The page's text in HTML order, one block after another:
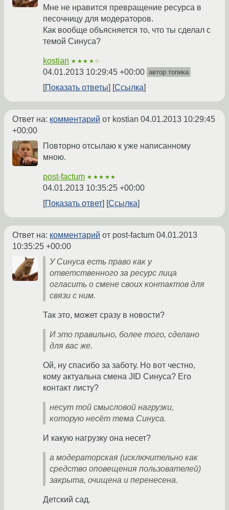
Мне не нравится превращение ресурса в
песочницу для модераторов.
Как вообще объясняется то, что ты сделал с
темой Синуса?
kostian ★★★★☆
04.01.2013 10:29:45 +00:00 автор топика
Показать ответы Ссылка
Ответ на: комментарий от kostian 04.01.2013 10:29:45
+00:00
Повторно отсылаю к уже написанному
мною.
post-factum ★★★★★
04.01.2013 10:35:25 +00:00
Показать ответ
Ссылка
Ответ на: комментарий от post-factum 04.01.2013
10:35:25 +00:00
У Синуса есть право как у
ответственного за ресурс лица
огласить о смене своих контактов для
связи с ним.
Так это, может сразу в новости?
И это правильно, более того, сделано
для вас же.
Ой, ну спасибо за заботу. Но вот честно,
кому актуальна смена JID Синуса? Его
контакт листу?
несут той смысловой нагрузки,
которую несёт тема Синуса.
И какую нагрузку она несет?
а модераторская (исключительно как
средство оповещения пользователей)
закрыта, очищена и перенесена.
Детский сад.